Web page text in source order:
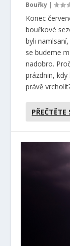
Bouřky |
Konec
bouřkové
byli
se budeme
nadobro.
prázdnin,
právě
PŘEČTĚTE